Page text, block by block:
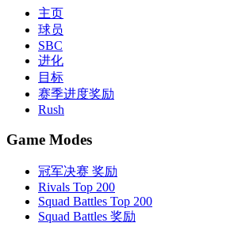
主页
球员
SBC
进化
目标
赛季进度奖励
Rush
Game Modes
冠军决赛 奖励
Rivals Top 200
Squad Battles Top 200
Squad Battles 奖励